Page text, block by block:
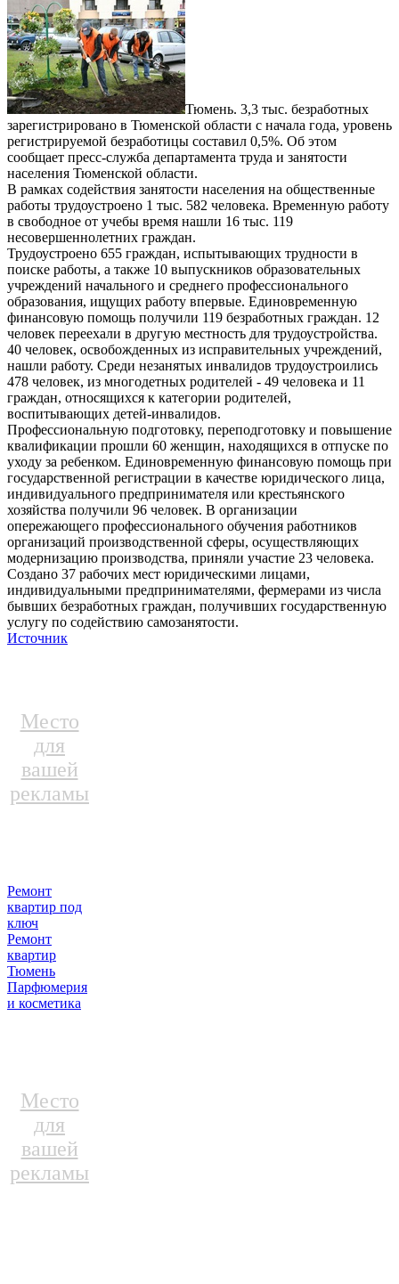
Тюмень. 3,3 тыс. безработных
зарегистрировано в Тюменской области с начала года, уровень
регистрируемой безработицы составил 0,5%. Об этом
сообщает пресс-служба департамента труда и занятости
населения Тюменской области.
В рамках содействия занятости населения на общественные
работы трудоустроено 1 тыс. 582 человека. Временную работу
в свободное от учебы время нашли 16 тыс. 119
несовершеннолетних граждан.
Трудоустроено 655 граждан, испытывающих трудности в
поиске работы, а также 10 выпускников образовательных
учреждений начального и среднего профессионального
образования, ищущих работу впервые. Единовременную
финансовую помощь получили 119 безработных граждан. 12
человек переехали в другую местность для трудоустройства.
40 человек, освобожденных из исправительных учреждений,
нашли работу. Среди незанятых инвалидов трудоустроились
478 человек, из многодетных родителей - 49 человека и 11
граждан, относящихся к категории родителей,
воспитывающих детей-инвалидов.
Профессиональную подготовку, переподготовку и повышение
квалификации прошли 60 женщин, находящихся в отпуске по
уходу за ребенком. Единовременную финансовую помощь при
государственной регистрации в качестве юридического лица,
индивидуального предпринимателя или крестьянского
хозяйства получили 96 человек. В организации
опережающего профессионального обучения работников
организаций производственной сферы, осуществляющих
модернизацию производства, приняли участие 23 человека.
Создано 37 рабочих мест юридическими лицами,
индивидуальными предпринимателями, фермерами из числа
бывших безработных граждан, получивших государственную
услугу по содействию самозанятости.
Источник
Место
для
вашей
рекламы
Ремонт
квартир под
ключ
Ремонт
квартир
Тюмень
Парфюмерия
и косметика
Место
для
вашей
рекламы